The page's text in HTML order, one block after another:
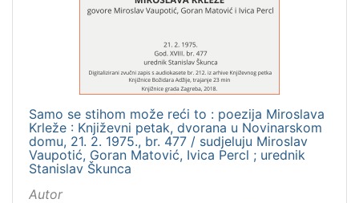
Samo se stihom može reći to : poezija Miroslava
Krleže : Književni petak, dvorana u Novinarskom
domu, 21. 2. 1975., br. 477 / sudjeluju Miroslav
Vaupotić, Goran Matović, Ivica Percl ; urednik
Stanislav Škunca
Autor